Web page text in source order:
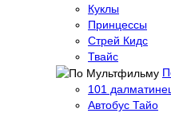
Куклы
Принцессы
Стрей Кидс
Твайс
101
Автобус Тайо